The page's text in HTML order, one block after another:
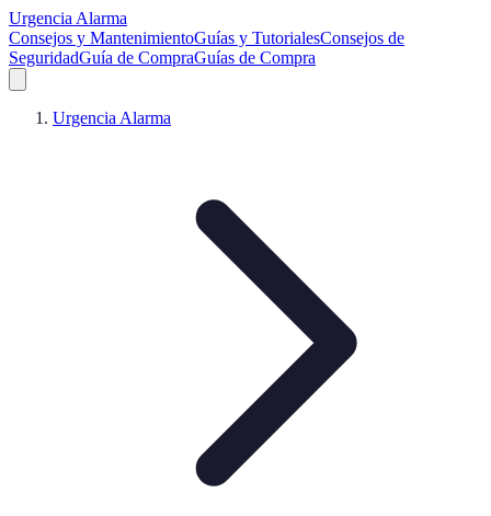
Urgencia Alarma
Consejos y MantenimientoGuías y TutorialesConsejos de
SeguridadGuía de CompraGuías de Compra
Urgencia Alarma